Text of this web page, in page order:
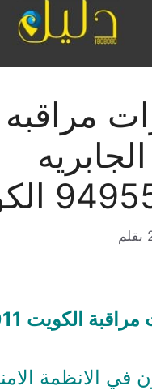
الكويت
بقلم
الكويت 50007011
الانظمة